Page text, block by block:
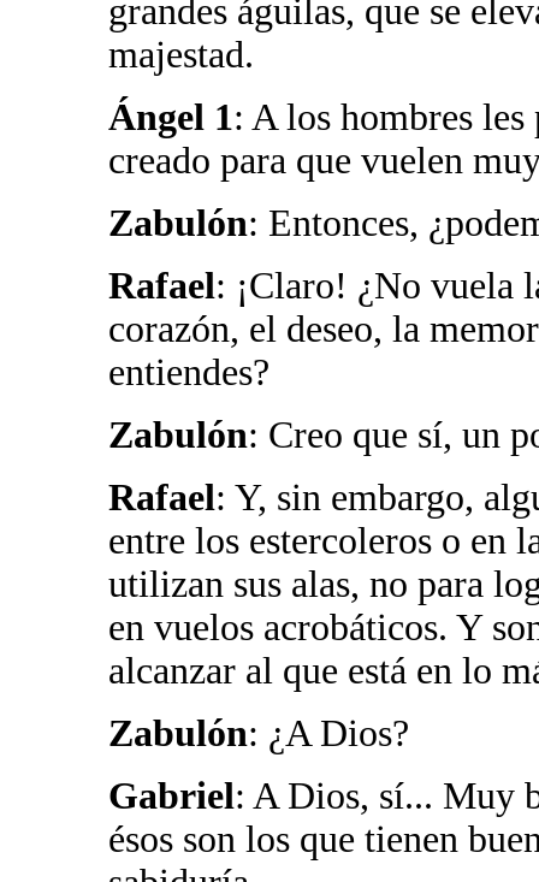
grandes águilas, que se
majestad.
Ángel 1: A los hombres
creado para que vuelen
Zabulón: Entonces,
Rafael: ¡Claro! ¿No vuela
corazón, el deseo, la
entiendes?
Zabulón: Creo que sí, un
Rafael: Y, sin embargo,
entre los estercoleros o en
utilizan sus alas, no para
en vuelos acrobáticos. Y
alcanzar al que está en lo
Zabulón: ¿A Dios?
Gabriel: A Dios, sí... Muy
ésos son los que tienen